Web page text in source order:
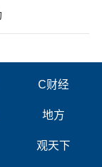
C财经
地方
观天下